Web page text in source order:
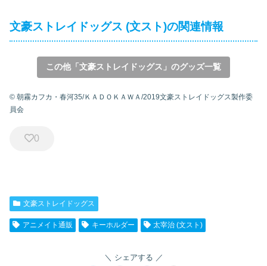
文豪ストレイドッグス (文スト)の関連情報
この他「文豪ストレイドッグス」のグッズ一覧
© 朝霧カフカ・春河35/ＫＡＤＯＫＡＷＡ/2019文豪ストレイドッグス製作委
員会
0
文豪ストレイドッグス
アニメイト通販 キーホルダー 太宰治 (文スト)
シェアする